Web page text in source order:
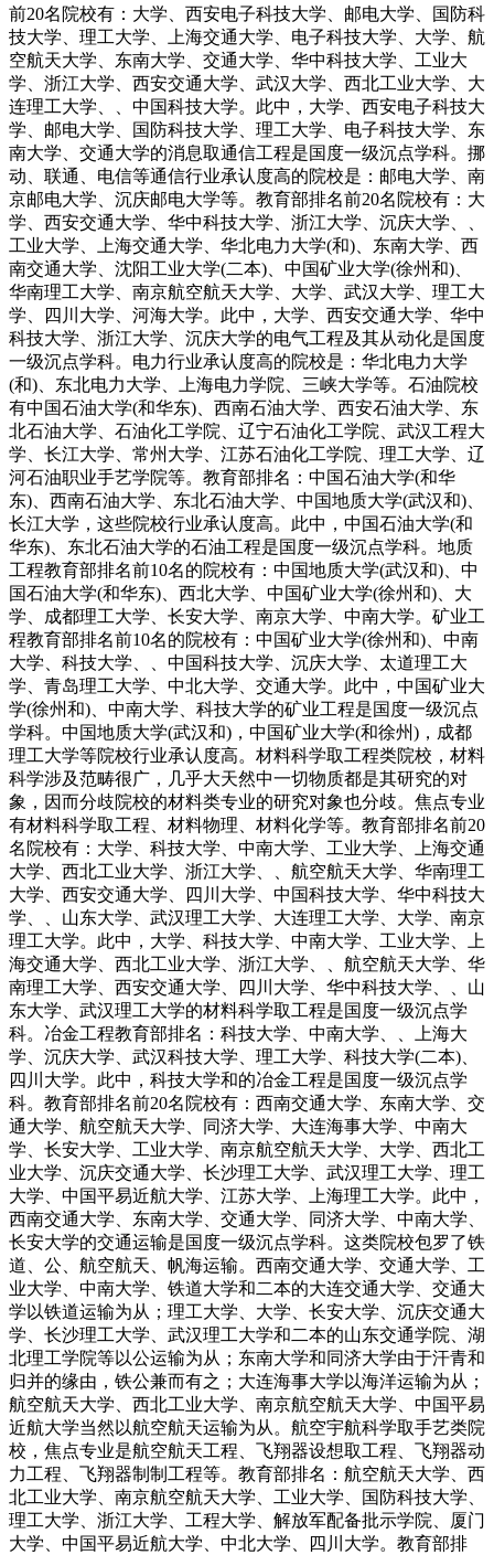
前20名院校有：大学、西安电子科技大学、邮电大学、国防科
技大学、理工大学、上海交通大学、电子科技大学、大学、航
空航天大学、东南大学、交通大学、华中科技大学、工业大
学、浙江大学、西安交通大学、武汉大学、西北工业大学、大
连理工大学、、中国科技大学。此中，大学、西安电子科技大
学、邮电大学、国防科技大学、理工大学、电子科技大学、东
南大学、交通大学的消息取通信工程是国度一级沉点学科。挪
动、联通、电信等通信行业承认度高的院校是：邮电大学、南
京邮电大学、沉庆邮电大学等。教育部排名前20名院校有：大
学、西安交通大学、华中科技大学、浙江大学、沉庆大学、、
工业大学、上海交通大学、华北电力大学(和)、东南大学、西
南交通大学、沈阳工业大学(二本)、中国矿业大学(徐州和)、
华南理工大学、南京航空航天大学、大学、武汉大学、理工大
学、四川大学、河海大学。此中，大学、西安交通大学、华中
科技大学、浙江大学、沉庆大学的电气工程及其从动化是国度
一级沉点学科。电力行业承认度高的院校是：华北电力大学
(和)、东北电力大学、上海电力学院、三峡大学等。石油院校
有中国石油大学(和华东)、西南石油大学、西安石油大学、东
北石油大学、石油化工学院、辽宁石油化工学院、武汉工程大
学、长江大学、常州大学、江苏石油化工学院、理工大学、辽
河石油职业手艺学院等。教育部排名：中国石油大学(和华
东)、西南石油大学、东北石油大学、中国地质大学(武汉和)、
长江大学，这些院校行业承认度高。此中，中国石油大学(和
华东)、东北石油大学的石油工程是国度一级沉点学科。地质
工程教育部排名前10名的院校有：中国地质大学(武汉和)、中
国石油大学(和华东)、西北大学、中国矿业大学(徐州和)、大
学、成都理工大学、长安大学、南京大学、中南大学。矿业工
程教育部排名前10名的院校有：中国矿业大学(徐州和)、中南
大学、科技大学、、中国科技大学、沉庆大学、太道理工大
学、青岛理工大学、中北大学、交通大学。此中，中国矿业大
学(徐州和)、中南大学、科技大学的矿业工程是国度一级沉点
学科。中国地质大学(武汉和)，中国矿业大学(和徐州)，成都
理工大学等院校行业承认度高。材料科学取工程类院校，材料
科学涉及范畴很广，几乎大天然中一切物质都是其研究的对
象，因而分歧院校的材料类专业的研究对象也分歧。焦点专业
有材料科学取工程、材料物理、材料化学等。教育部排名前20
名院校有：大学、科技大学、中南大学、工业大学、上海交通
大学、西北工业大学、浙江大学、、航空航天大学、华南理工
大学、西安交通大学、四川大学、中国科技大学、华中科技大
学、、山东大学、武汉理工大学、大连理工大学、大学、南京
理工大学。此中，大学、科技大学、中南大学、工业大学、上
海交通大学、西北工业大学、浙江大学、、航空航天大学、华
南理工大学、西安交通大学、四川大学、华中科技大学、、山
东大学、武汉理工大学的材料科学取工程是国度一级沉点学
科。冶金工程教育部排名：科技大学、中南大学、、上海大
学、沉庆大学、武汉科技大学、理工大学、科技大学(二本)、
四川大学。此中，科技大学和的冶金工程是国度一级沉点学
科。教育部排名前20名院校有：西南交通大学、东南大学、交
通大学、航空航天大学、同济大学、大连海事大学、中南大
学、长安大学、工业大学、南京航空航天大学、大学、西北工
业大学、沉庆交通大学、长沙理工大学、武汉理工大学、理工
大学、中国平易近航大学、江苏大学、上海理工大学。此中，
西南交通大学、东南大学、交通大学、同济大学、中南大学、
长安大学的交通运输是国度一级沉点学科。这类院校包罗了铁
道、公、航空航天、帆海运输。西南交通大学、交通大学、工
业大学、中南大学、铁道大学和二本的大连交通大学、交通大
学以铁道运输为从；理工大学、大学、长安大学、沉庆交通大
学、长沙理工大学、武汉理工大学和二本的山东交通学院、湖
北理工学院等以公运输为从；东南大学和同济大学由于汗青和
归并的缘由，铁公兼而有之；大连海事大学以海洋运输为从；
航空航天大学、西北工业大学、南京航空航天大学、中国平易
近航大学当然以航空航天运输为从。航空宇航科学取手艺类院
校，焦点专业是航空航天工程、飞翔器设想取工程、飞翔器动
力工程、飞翔器制制工程等。教育部排名：航空航天大学、西
北工业大学、南京航空航天大学、工业大学、国防科技大学、
理工大学、浙江大学、工程大学、解放军配备批示学院、厦门
大学、中国平易近航大学、中北大学、四川大学。教育部排